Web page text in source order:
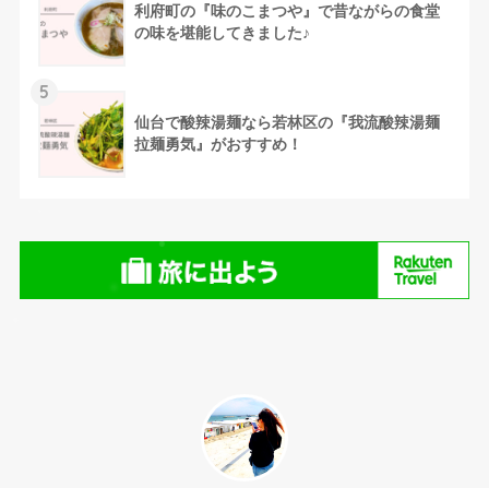
利府町の『味のこまつや』で昔ながらの食堂
の味を堪能してきました♪
5
仙台で酸辣湯麺なら若林区の『我流酸辣湯麺
拉麺勇気』がおすすめ！